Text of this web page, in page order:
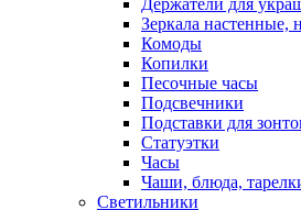
Держатели для
Зеркала настенные,
Комоды
Копилки
Песочные часы
Подсвечники
Подставки для
Статуэтки
Часы
Чаши, блюда,
Светильники